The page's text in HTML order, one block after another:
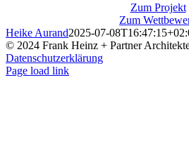
Zum Projekt
Zum
Heike Aurand2025-07-
© 2024 Frank Heinz + Partner
Datenschutzerklärung
Instagram
Page load link